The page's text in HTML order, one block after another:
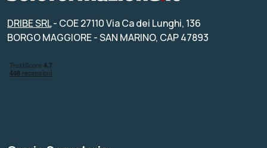
DRIBE SRL- COE 27110 Via Ca dei Lunghi, 136
BORGO MAGGIORE - SAN MARINO, CAP 47893